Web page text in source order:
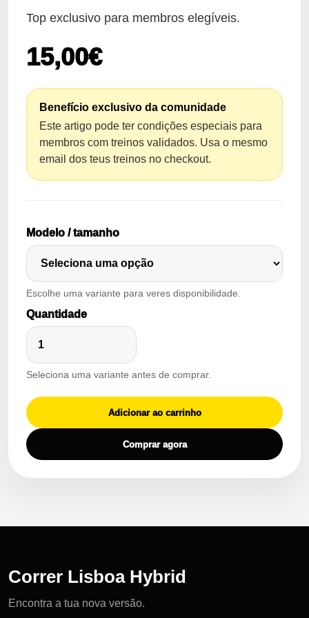
Top exclusivo para membros elegíveis.
15,00€
Benefício exclusivo da comunidade
Este artigo pode ter condições especiais para
membros com treinos validados. Usa o mesmo
email dos teus treinos no checkout.
Modelo / tamanho
Escolhe uma variante para veres disponibilidade.
Quantidade
Seleciona uma variante antes de comprar.
Adicionar ao carrinho
Comprar agora
Correr Lisboa Hybrid
Encontra a tua nova versão.